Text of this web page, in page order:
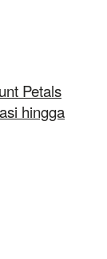
Petals
hingga